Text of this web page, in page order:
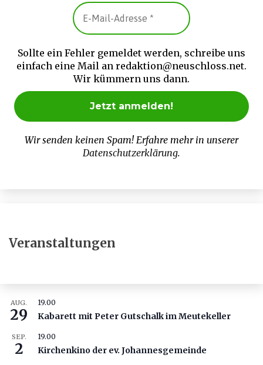
Sollte ein Fehler gemeldet werden, schreibe uns
einfach eine Mail an redaktion@neuschloss.net.
Wir kümmern uns dann.
Wir senden keinen Spam! Erfahre mehr in unserer
Datenschutzerklärung.
Veranstaltungen
AUG.
29
19.00
Kabarett mit Peter Gutschalk im Meutekeller
SEP.
2
19.00
Kirchenkino der ev. Johannesgemeinde